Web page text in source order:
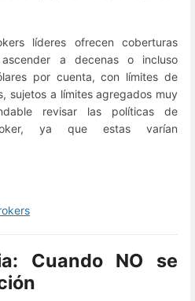
líderes ofrecen coberturas
a decenas o incluso
por cuenta, con límites de
sujetos a límites agregados muy
revisar las políticas de
ya que estas varían
Cuando NO se